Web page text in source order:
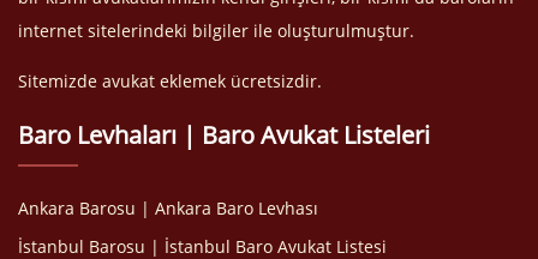
internet sitelerindeki bilgiler ile oluşturulmuştur.
Sitemizde avukat eklemek ücretsizdir.
Baro Levhaları | Baro Avukat Listeleri
Ankara Barosu | Ankara Baro Levhası
İstanbul Barosu | İstanbul Baro Avukat Listesi